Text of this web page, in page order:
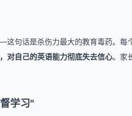
句话是杀伤力最大的教育毒药。每
对自己的英语能力彻底失去信心。家
学习"